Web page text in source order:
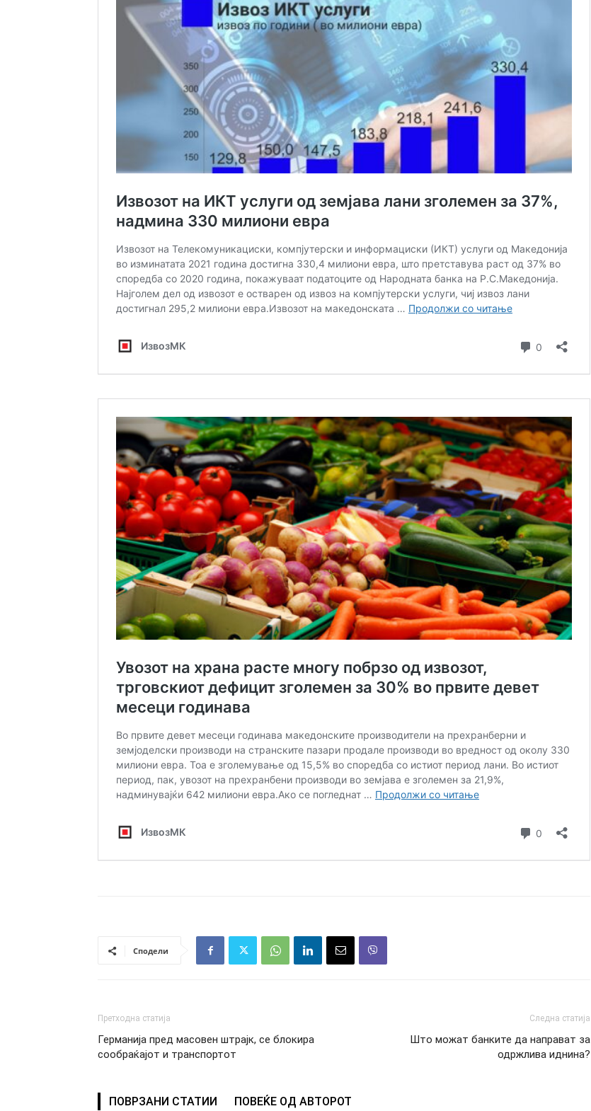
Сподели
Претходна статија
Германија пред масовен штрајк, се блокира
сообраќајот и транспортот
Следна статија
Што можат банките да направат за
одржлива иднина?
ПОВРЗАНИ СТАТИИ ПОВЕЌЕ ОД АВТОРОТ